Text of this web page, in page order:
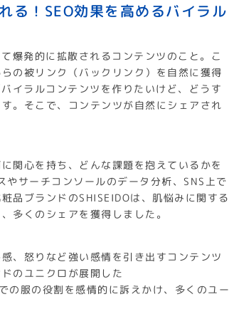
る！SEO効果を高めるバイラル
爆発的に拡散されるコンテンツのこと。こ
の被リンク（バックリンク）を自然に獲得
イラルコンテンツを作りたいけど、どうす
。そこで、コンテンツが自然にシェアされ
関心を持ち、どんな課題を抱えているかを
サーチコンソールのデータ分析、SNS上で
品ブランドのSHISEIDOは、肌悩みに関する
多くのシェアを獲得しました。
、怒りなど強い感情を引き出すコンテンツ
のユニクロが展開した
の服の役割を感情的に訴えかけ、多くのユー